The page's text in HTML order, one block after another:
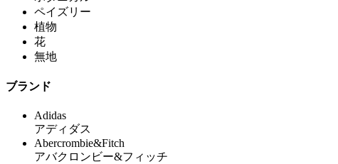
ペイズリー
植物
花
無地
ブランド
Adidas
アディダス
Abercrombie&Fitch
アバクロンビー&フィッチ